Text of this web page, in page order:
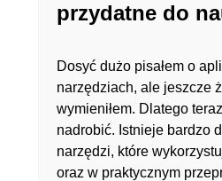
przydatne do
Dosyć dużo pisałem o
narzędziach, ale jeszcze
wymieniłem. Dlatego
nadrobić. Istnieje bardzo
narzędzi, które
oraz w praktycznym